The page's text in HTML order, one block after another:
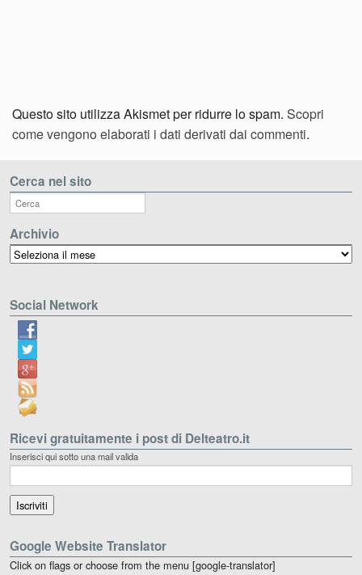
Questo sito utilizza Akismet per ridurre lo spam. Scopri
come vengono elaborati i dati derivati dai commenti.
Cerca nel sito
Archivio
Archivio
Social Network
Ricevi gratuitamente i post di Delteatro.it
Inserisci qui sotto una mail valida
Google Website Translator
Click on flags or choose from the menu [google-translator]